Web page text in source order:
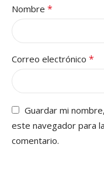
Nombre *
Correo electrónico *
Guardar mi
este navegador para
comentario.